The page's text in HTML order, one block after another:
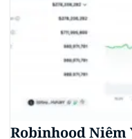
Robinhood Niêm